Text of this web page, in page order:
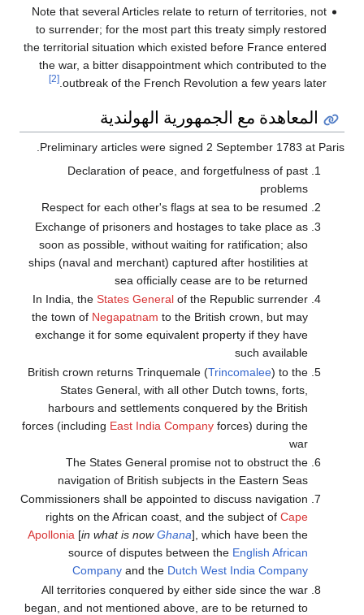
Note that several Articles relate to return of territories, not
to surrender; for the most part this treaty simply restored
the territorial situation which existed before France entered
the war, a bitter disappointment which contributed to the
outbreak of the French Revolution a few years later.
[2]
المعاهدة مع الجمهورية الهولندية
Preliminary articles were signed 2 September 1783 at Paris.
Declaration of peace, and forgetfulness of past
problems
Respect for each other's flags at sea to be resumed
Exchange of prisoners and hostages to take place as
soon as possible, without waiting for ratification; also
ships (naval and merchant) captured after hostilities at
sea officially cease are to be returned
In India, theStates General of the Republic surrender
the town of Negapatnam to the British crown, but may
exchange it for some equivalent property if they have
such available
British crown returns Trinquemale (Trincomalee) to the
States General, with all other Dutch towns, forts,
harbours and settlements conquered by the British
forces (including East India Company forces) during the
war
The States General promise not to obstruct the
navigation of British subjects in the Eastern Seas
Commissioners shall be appointed to discuss navigation
rights on the African coast, and the subject ofCape
Apollonia [in what is nowGhana], which have been the
source of disputes between the English African
Company and the Dutch West India Company
All territories conquered by either side since the war
began, and not mentioned above, are to be returned to